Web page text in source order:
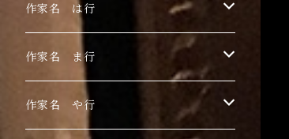
安藤朱里
石橋J
川村千紘
北和晃
こみや梢子
菅野まり子
白野有
鳥居椿
チェリー木下
丁子紅子
Toru Nogawa
中島華映
長瀬萬純
作家名 は行
日香里
ピエロピヨ子
作家名 ま行
まちゅまゆ
作家名 や行